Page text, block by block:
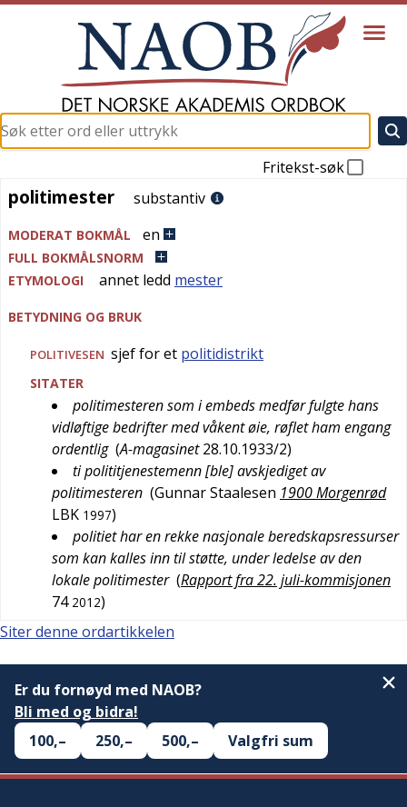
Fritekst-søk
politimester
politimester substantiv
MODERAT BOKMÅL en
FULL BOKMÅLSNORM
ETYMOLOGI
annet ledd mester
BETYDNING OG BRUK
POLITIVESEN sjef for et politidistrikt
SITATER
politimesteren som i embeds medfør fulgte hans
vidløftige bedrifter med våkent øie, røflet ham engang
ordentlig (A-magasinet 28.10.1933/2)
ti polititjenestemenn [ble] avskjediget av
politimesteren (Gunnar Staalesen 1900 Morgenrød
LBK 1997)
politiet har en rekke nasjonale beredskapsressurser
som kan kalles inn til støtte, under ledelse av den
lokale politimester (Rapport fra 22. juli-kommisjonen
74 2012)
Siter denne ordartikkelen
Er du fornøyd med NAOB?
Bli med og bidra!
100,–
250,– 500,– Valgfri sum